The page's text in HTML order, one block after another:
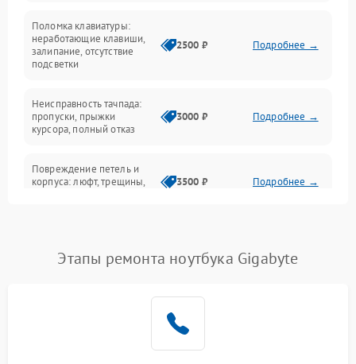
Интерфейсные проблемы
Батарея
Сеть и интернет
Поломка клавиатуры:
неработающие клавиши,
залипание, отсутствие
подсветки
2500 ₽ Подробнее →
Неисправность тачпада:
пропуски, прыжки
курсора, полный отказ
3000 ₽ Подробнее →
Повреждение петель и
корпуса: люфт, трещины,
3500 ₽ Подробнее →
невозможность зарядки,
2500 ₽ Подробнее →
2000 ₽
Этапы ремонта ноутбука Gigabyte